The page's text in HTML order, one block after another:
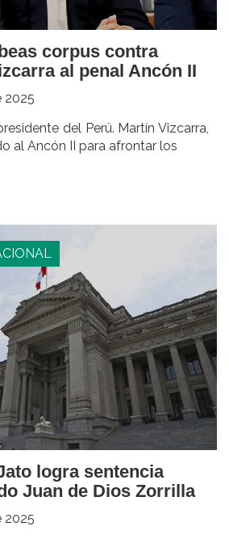
corpus contra
al penal Ancón II
2025
del Perú. Martín Vizcarra,
al Ancón II para afrontar los
logra sentencia
Juan de Dios Zorrilla
2025